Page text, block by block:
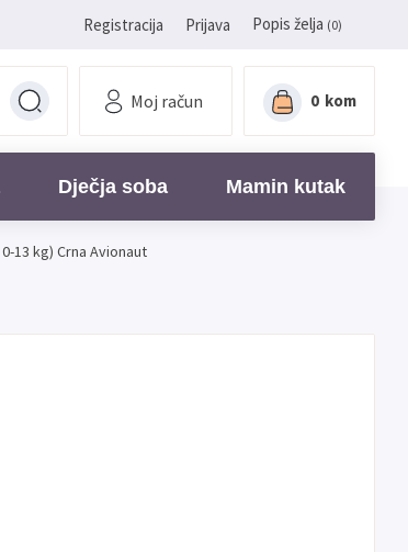
Registracija Prijava Popis želja (0)
Moj račun 0 kom
Dječja soba Mamin kutak
13 kg) Crna Avionaut